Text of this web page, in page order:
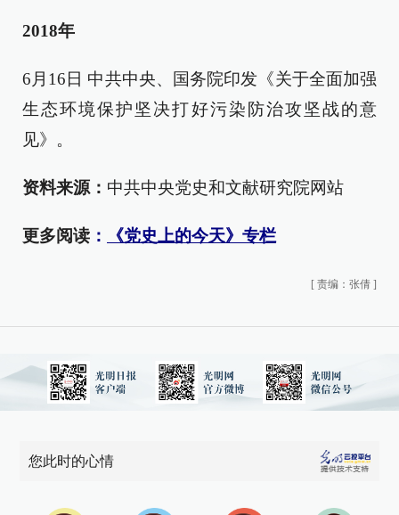
2018年
6月16日 中共中央、国务院印发《关于全面加强
生态环境保护坚决打好污染防治攻坚战的意
见》。
资料来源： 中共中央党史和文献研究院网站
更多阅读 ： 《党史上的今天》专栏
[ 责编：张倩 ]
您此时的心情